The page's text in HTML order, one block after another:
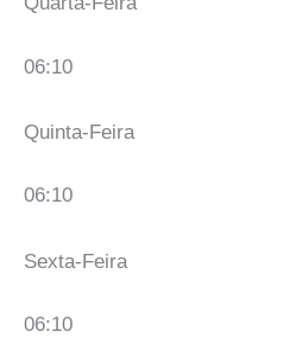
06:10
Quinta-Feira
06:10
Sexta-Feira
06:10